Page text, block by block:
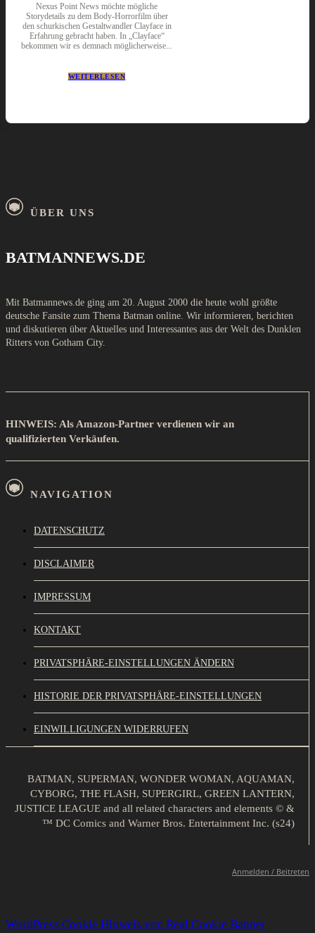
Nexus Point News möchte mögliche
Storydetails zu dem Body-Horrorfilm über
den schurkischen Gestaltwandler Clayface in
Erfahrung gebracht haben. In „Clayface“
bekommen wir es demnach möglicherweise...
WEITERLESEN
ÜBER UNS
BATMANNEWS.DE
Mit Batmannews.de ging am 20. August 2000 die heute wohl größte
deutsche Fansite zum Thema Batman online. Wir informieren, berichten
und diskutieren über Aktuelles und Interessantes aus der Welt des Dunklen
Ritters von Gotham City.
HINWEIS: Als Amazon-Partner verdienen wir an
qualifizierten Verkäufen.
NAVIGATION
DATENSCHUTZ
DISCLAIMER
IMPRESSUM
KONTAKT
PRIVATSPHÄRE-EINSTELLUNGEN ÄNDERN
HISTORIE DER PRIVATSPHÄRE-EINSTELLUNGEN
EINWILLIGUNGEN WIDERRUFEN
BATMAN, SUPERMAN, WONDER WOMAN, AQUAMAN,
CYBORG, THE FLASH, SUPERGIRL, GREEN LANTERN,
JUSTICE LEAGUE and all related characters and elements © &
™ DC Comics and Warner Bros. Entertainment Inc. (s24)
Anmelden / Beitreten
WordPress Cookie Hinweis von Real Cookie Banner